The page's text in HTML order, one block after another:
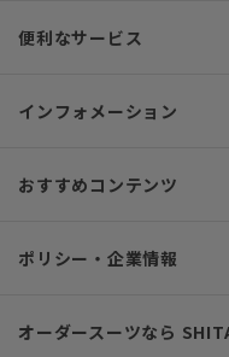
便利なサービス
インフォメーション
おすすめコンテンツ
ポリシー・企業情報
オーダースーツなら